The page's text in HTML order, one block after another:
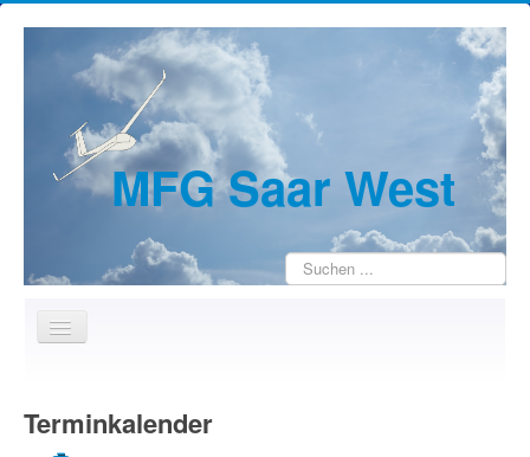
MFG Saar West
Suchen
...
Wir über uns
Terminkalender